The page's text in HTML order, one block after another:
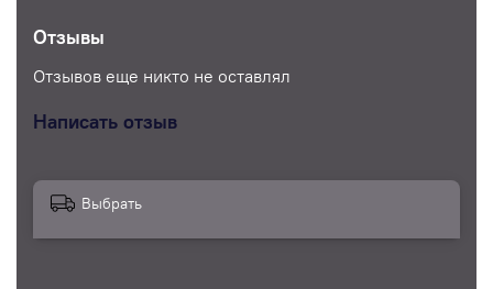
Отзывы
Отзывов еще никто не оставлял
Написать отзыв
Выбрать